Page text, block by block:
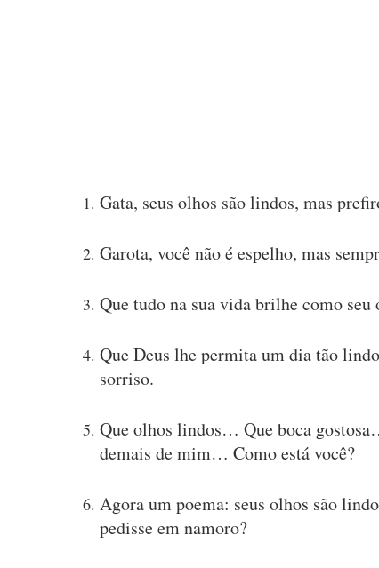
Gata, seus olhos são lindos, mas
Garota, você não é espelho, mas
Que tudo na sua vida brilhe como
Que Deus lhe permita um dia tão
sorriso.
Que olhos lindos… Que boca
demais de mim… Como está você?
Agora um poema: seus olhos são
pedisse em namoro?